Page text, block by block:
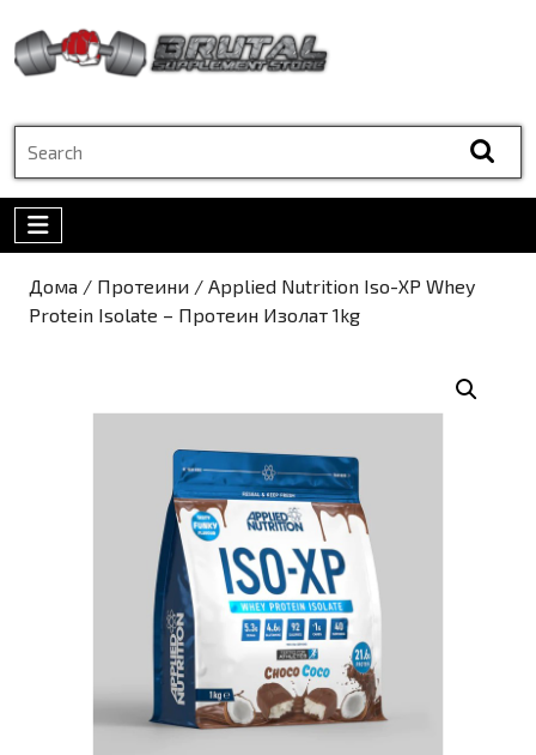
to
content
Menu
Дома / Протеини / Applied Nutrition Iso-XP Whey
Protein Isolate – Протеин Изолат 1kg